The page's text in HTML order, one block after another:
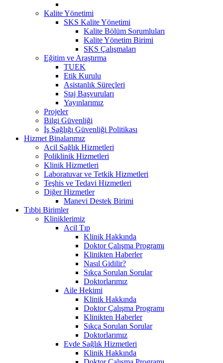
Kalite Yönetimi
SKS Kalite Yönetimi
Kalite Bölüm Sorumluları
Kalite Yönetim Birimi
SKS Çalışmaları
Eğitim ve Araştırma
TUEK
Etik Kurulu
Asistanlık Süreçleri
Staj Başvuruları
Yayınlarımız
Projeler
Bilgi Güvenliği
İş Sağlığı Güvenliği Politikası
Hizmet Binalarımız
Acil Sağlık Hizmetleri
Poliklinik Hizmetleri
Klinik Hizmetleri
Laboratuvar ve Tetkik Hizmetleri
Teşhis ve Tedavi Hizmetleri
Diğer Hizmetler
Manevi Destek Birimi
Tıbbi Birimler
Kliniklerimiz
Acil Tıp
Klinik Hakkında
Doktor Çalışma Programı
Klinikten Haberler
Nasıl Gidilir?
Sıkça Sorulan Sorular
Doktorlarımız
Aile Hekimi
Klinik Hakkında
Doktor Çalışma Programı
Klinikten Haberler
Sıkça Sorulan Sorular
Doktorlarımız
Evde Sağlık Hizmetleri
Klinik Hakkında